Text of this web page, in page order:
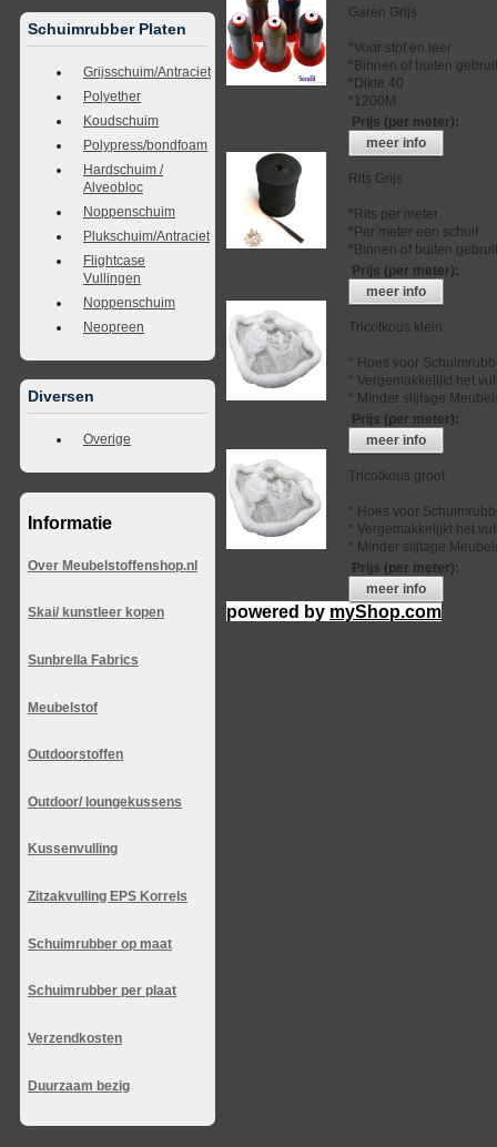
Schuimrubber Platen
Grijsschuim/Antraciet
Polyether
Koudschuim
Polypress/bondfoam
Hardschuim /
Alveobloc
Noppenschuim
Plukschuim/Antraciet
Flightcase
Vullingen
Noppenschuim
Neopreen
Diversen
Overige
Informatie
Over Meubelstoffenshop.nl
Skai/ kunstleer kopen
Sunbrella Fabrics
Meubelstof
Outdoorstoffen
Outdoor/ loungekussens
Kussenvulling
Zitzakvulling EPS Korrels
Schuimrubber op maat
Schuimrubber per plaat
Verzendkosten
Duurzaam bezig
Garen Grijs
*Voor stof en leer
*Binnen of buiten
*Dikte 40
*1200M
Prijs (per meter):
meer info
Rits Grijs
*Rits per meter
*Per meter een schuif
*Binnen of buiten
Prijs (per meter):
meer info
Tricotkous klein
* Hoes voor
* Vergemakkelijkt het
* Minder slijtage
Prijs (per meter):
meer info
Tricotkous groot
* Hoes voor
* Vergemakkelijkt het
* Minder slijtage
Prijs (per meter):
meer info
powered by myShop.com